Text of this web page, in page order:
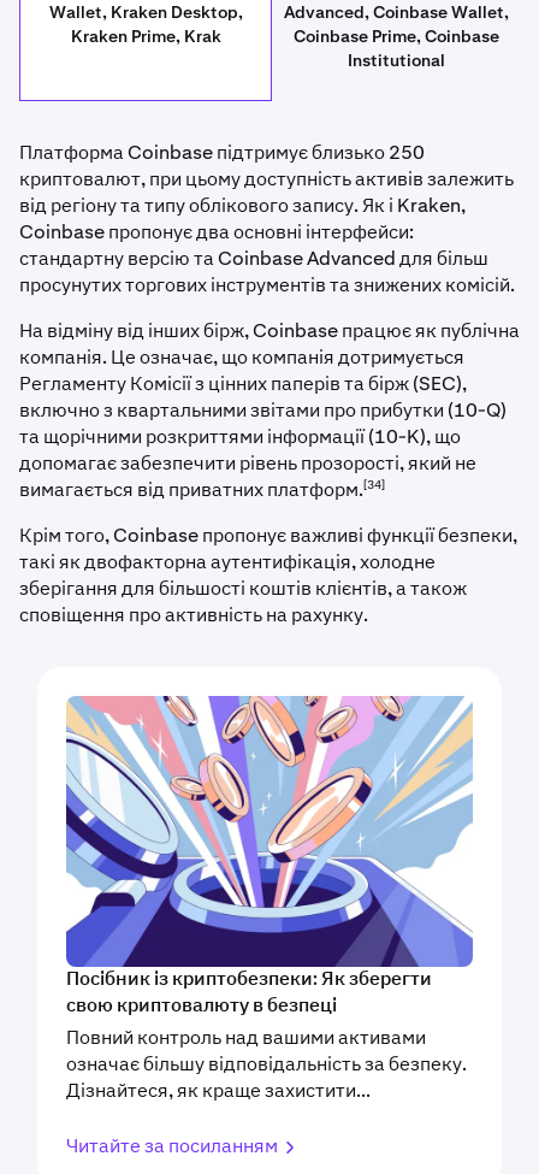
Wallet, Kraken Desktop,
Kraken Prime, Krak
Advanced, Coinbase Wallet,
Coinbase Prime, Coinbase
Institutional
Платформа Coinbase підтримує близько 250
криптовалют, при цьому доступність активів залежить
від регіону та типу облікового запису. Як і Kraken,
Coinbase пропонує два основні інтерфейси:
стандартну версію та Coinbase Advanced для більш
просунутих торгових інструментів та знижених комісій.
На відміну від інших бірж, Coinbase працює як публічна
компанія. Це означає, що компанія дотримується
Регламенту Комісії з цінних паперів та бірж (SEC),
включно з квартальними звітами про прибутки (10-Q)
та щорічними розкриттями інформації (10-K), що
допомагає забезпечити рівень прозорості, який не
вимагається від приватних платформ.[34]
Крім того, Coinbase пропонує важливі функції безпеки,
такі як двофакторна аутентифікація, холодне
зберігання для більшості коштів клієнтів, а також
сповіщення про активність на рахунку.
Посібник із криптобезпеки: Як зберегти
свою криптовалюту в безпеці
Повний контроль над вашими активами
означає більшу відповідальність за безпеку.
Дізнайтеся, як краще захистити...
Читайте за посиланням